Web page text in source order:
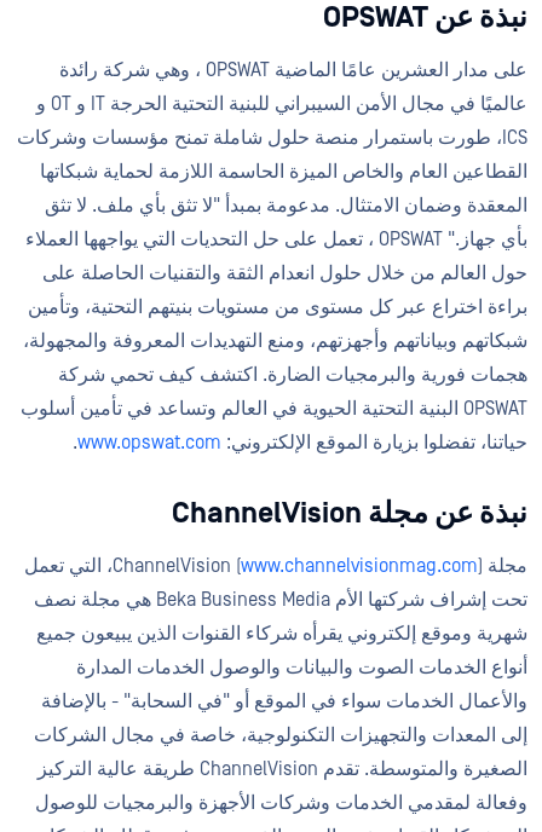
نبذة عن OPSWAT
على مدار العشرين عامًا الماضية OPSWAT ، وهي شركة رائدة
عالميًا في مجال الأمن السيبراني للبنية التحتية الحرجة IT و OT و
ICS، طورت باستمرار منصة حلول شاملة تمنح مؤسسات وشركات
القطاعين العام والخاص الميزة الحاسمة اللازمة لحماية شبكاتها
المعقدة وضمان الامتثال. مدعومة بمبدأ "لا تثق بأي ملف. لا تثق
بأي جهاز." OPSWAT ، تعمل على حل التحديات التي يواجهها العملاء
حول العالم من خلال حلول انعدام الثقة والتقنيات الحاصلة على
براءة اختراع عبر كل مستوى من مستويات بنيتهم التحتية، وتأمين
شبكاتهم وبياناتهم وأجهزتهم، ومنع التهديدات المعروفة والمجهولة،
هجمات فورية والبرمجيات الضارة. اكتشف كيف تحمي شركة
OPSWAT البنية التحتية الحيوية في العالم وتساعد في تأمين أسلوب
حياتنا، تفضلوا بزيارة الموقع الإلكتروني: www.opswat.com
.
نبذة عن مجلة ChannelVision
مجلة ChannelVision ( www.channelvisionmag.com
)، التي تعمل
تحت إشراف شركتها الأم Beka Business Media هي مجلة نصف
شهرية وموقع إلكتروني يقرأه شركاء القنوات الذين يبيعون جميع
أنواع الخدمات الصوت والبيانات والوصول الخدمات المدارة
والأعمال الخدمات سواء في الموقع أو "في السحابة" - بالإضافة
إلى المعدات والتجهيزات التكنولوجية، خاصة في مجال الشركات
الصغيرة والمتوسطة. تقدم ChannelVision طريقة عالية التركيز
وفعالة لمقدمي الخدمات وشركات الأجهزة والبرمجيات للوصول